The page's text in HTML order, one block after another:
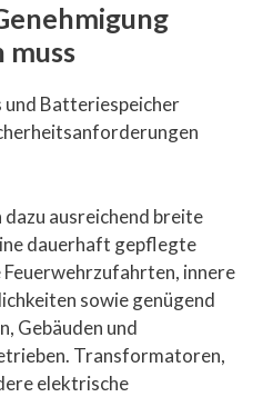
und Batteriespeicher
ausreichend breite
dauerhaft gepflegte
innere
sowie genügend
Gebäuden und
Transformatoren,
elektrische